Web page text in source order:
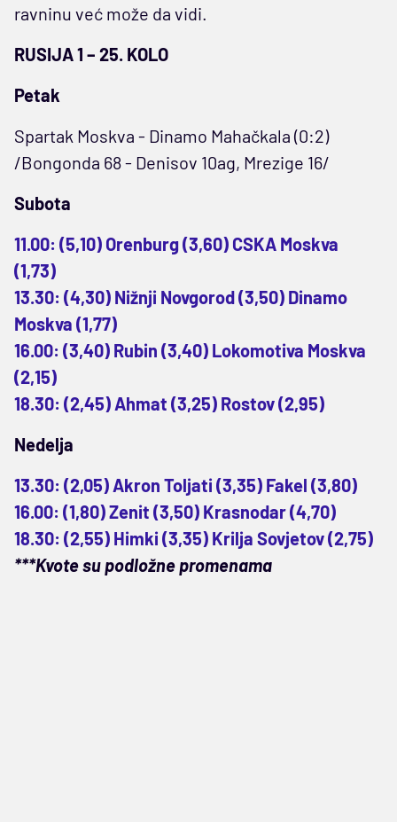
ravninu već može da vidi.
RUSIJA 1 – 25. KOLO
Petak
Spartak Moskva - Dinamo Mahačkala (0:2)
/Bongonda 68 - Denisov 10ag, Mrezige 16/
Subota
11.00: (5,10) Orenburg (3,60) CSKA Moskva
(1,73)
13.30: (4,30) Nižnji Novgorod (3,50) Dinamo
Moskva (1,77)
16.00: (3,40) Rubin (3,40) Lokomotiva Moskva
(2,15)
18.30: (2,45) Ahmat (3,25) Rostov (2,95)
Nedelja
13.30: (2,05) Akron Toljati (3,35) Fakel (3,80)
16.00: (1,80) Zenit (3,50) Krasnodar (4,70)
18.30: (2,55) Himki (3,35) Krilja Sovjetov (2,75)
***Kvote su podložne promenama